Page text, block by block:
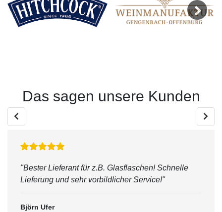
Das sagen unsere Kunden
"Bester Lieferant für z.B. Glasflaschen! Schnelle
Lieferung und sehr vorbildlicher Service!"
Björn Ufer